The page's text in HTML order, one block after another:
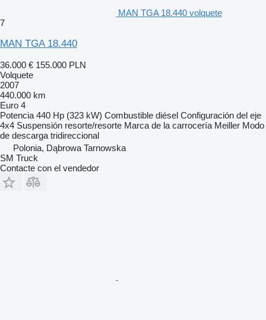
MAN TGA 18.440 volquete
7
MAN TGA 18.440
36.000 € 155.000 PLN
Volquete
2007
440.000 km
Euro 4
Potencia 440 Hp (323 kW) Combustible diésel Configuración del eje
4x4 Suspensión resorte/resorte Marca de la carrocería Meiller Modo
de descarga tridireccional
Polonia, Dąbrowa Tarnowska
SM Truck
Contacte con el vendedor